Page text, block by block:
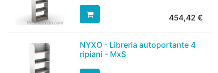
454,42 €
NYXO - Libreria autoportante 4
ripiani - MxS